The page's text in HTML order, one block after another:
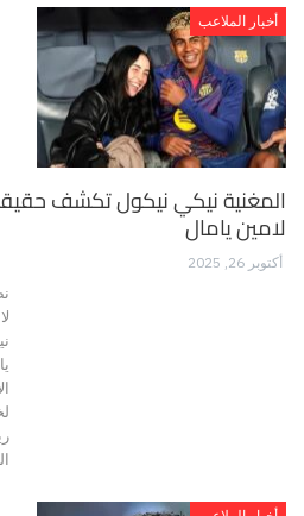
أخبار الملاعب
المغنية نيكي نيكول تكشف
لامين يامال
أكتوبر 26, 2025